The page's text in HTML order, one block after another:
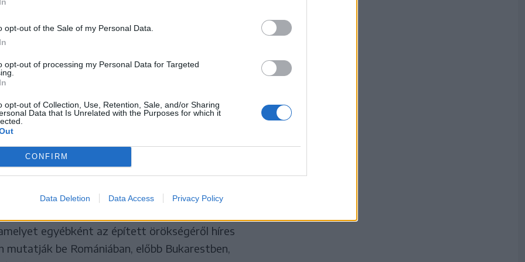
opt-out of the Sale of my Personal Data.
opt-out of processing my Personal Data for Targeted
opt-out of Collection, Use, Retention, Sale, and/or Sharing
Data that Is Unrelated with the Purposes for which it
CONFIRM
Data Deletion Data Access Privacy Policy
Girl című filmjével elnyerte a legjobb
Legújabb filmje, a Close két 13 éves fiú életre-
A másik díjazott, a francia Claire Denis
Nicaraguában játszódó romantikus thrillere,
alapján készült.
Arany Pálmára esélyes alkotások között
című filmje nem kapott elismerést a cannes-i
– aki 4 hónap, 3 hét, 2 nap című
Arany Pálmát és a Fipresci-díjat Cannes-ban –
történt, országos visszhangot kapott esetet
alkalmazott Srí Lanka-i vendégmunkások
egy része. Mungiu számos erdélyi magyar
egyébként az épített örökségéről híres
be Romániában, előbb Bukarestben,